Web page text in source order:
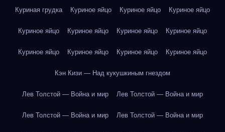
Куриная грудка Куриное яйцо Куриное яйцо Куриное яйцо
Куриное яйцо Куриное яйцо Куриное яйцо Куриное яйцо
Куриное яйцо Куриное яйцо Куриное яйцо Куриное яйцо
Кэн Кизи — Над кукушкиным гнездом
Лев Толстой — Война и мир Лев Толстой — Война и мир
Лев Толстой — Война и мир Лев Толстой — Война и мир